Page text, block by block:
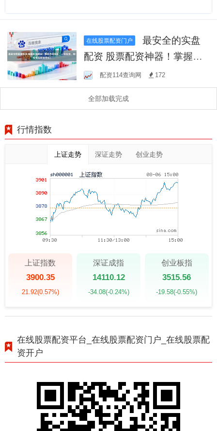
在线股票配资门户
最安全的实盘
配资 股票配资神器！掌握市
场先机，一键配资，轻松实
现财富增长！
配资114查询网 172
全部加载完成
行情指数
上证走势 深证走势 创业走势
上证指数
3900.35
21.92(0.57%)
深证成指
14110.12
-34.08(-0.24%)
创业板指
3515.56
-19.58(-0.55%)
在线股票配资平台_在线股票配资门户_在线股票配
资开户